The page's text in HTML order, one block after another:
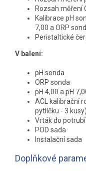
Rozsah měření
Kalibrace pH
7,00 a ORP
Peristaltické
V balení:
pH sonda
ORP sonda
pH 4,00 a pH
ACL kalibrační
pytlíčku - 3 kusy)
Vrták do potrubí
POD sada
Instalační sada
Doplňkové